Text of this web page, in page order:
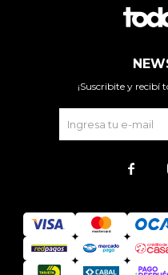
¡Suscribite y recibí
